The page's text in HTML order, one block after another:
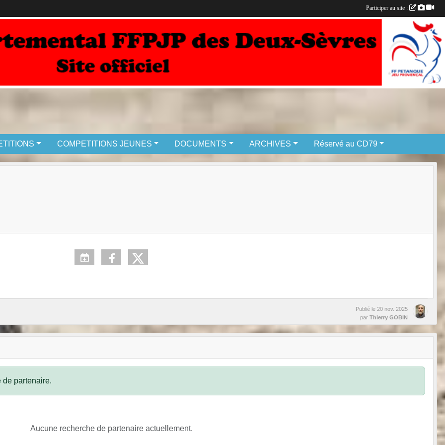
COMPETITIONS JEUNES DOCUMENTS ARCHIVES Réservé au CD79
Publié le 20 nov. 2025
par Thierry GOBIN
de partenaire.
Aucune recherche de partenaire actuellement.
Participer au site :